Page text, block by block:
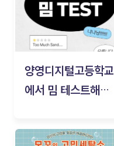
양영디지털고등학교
에서 밈 테스트해보